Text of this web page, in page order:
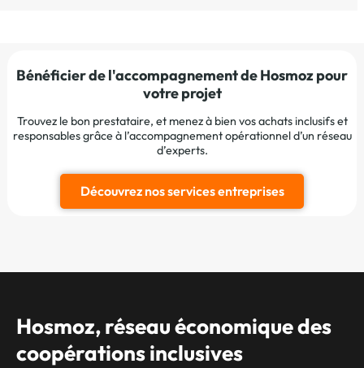
Bénéficier de l'accompagnement de Hosmoz pour
votre projet
Trouvez le bon prestataire, et menez à bien vos achats inclusifs et
responsables grâce à l’accompagnement opérationnel d’un réseau
d’experts.
Découvrez nos services entreprises
Hosmoz, réseau économique des
coopérations inclusives